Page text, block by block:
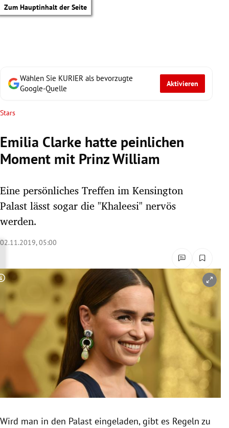
Zum Hauptinhalt der Seite
Untermenü
Untermenü
Untermenü
Untermenü
Untermenü
Untermenü
Untermenü
Wählen Sie KURIER als bevorzugte
Google-Quelle
Aktivieren
Stars
Emilia Clarke hatte peinlichen
Moment mit Prinz William
Eine persönliches Treffen im Kensington
Palast lässt sogar die "Khaleesi" nervös
werden.
02.11.2019, 05:00
Copyright-Hinweis öffnen/schließen
Wird man in den Palast eingeladen, gibt es Regeln zu